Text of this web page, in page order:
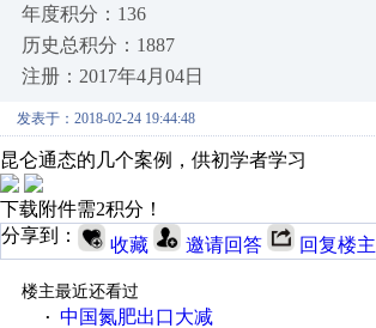
年度积分：136
历史总积分：1887
注册：2017年4月04日
发表于：2018-02-24 19:44:48
昆仑通态的几个案例，供初学者学习
下载附件需2积分！
分享到：
收藏 邀请回答 回复楼主
楼主最近还看过
· 中国氮肥出口大减